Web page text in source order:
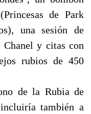
de Park
una sesión de
Chanel y citas con
rubios de 450
de la Rubia de
también a